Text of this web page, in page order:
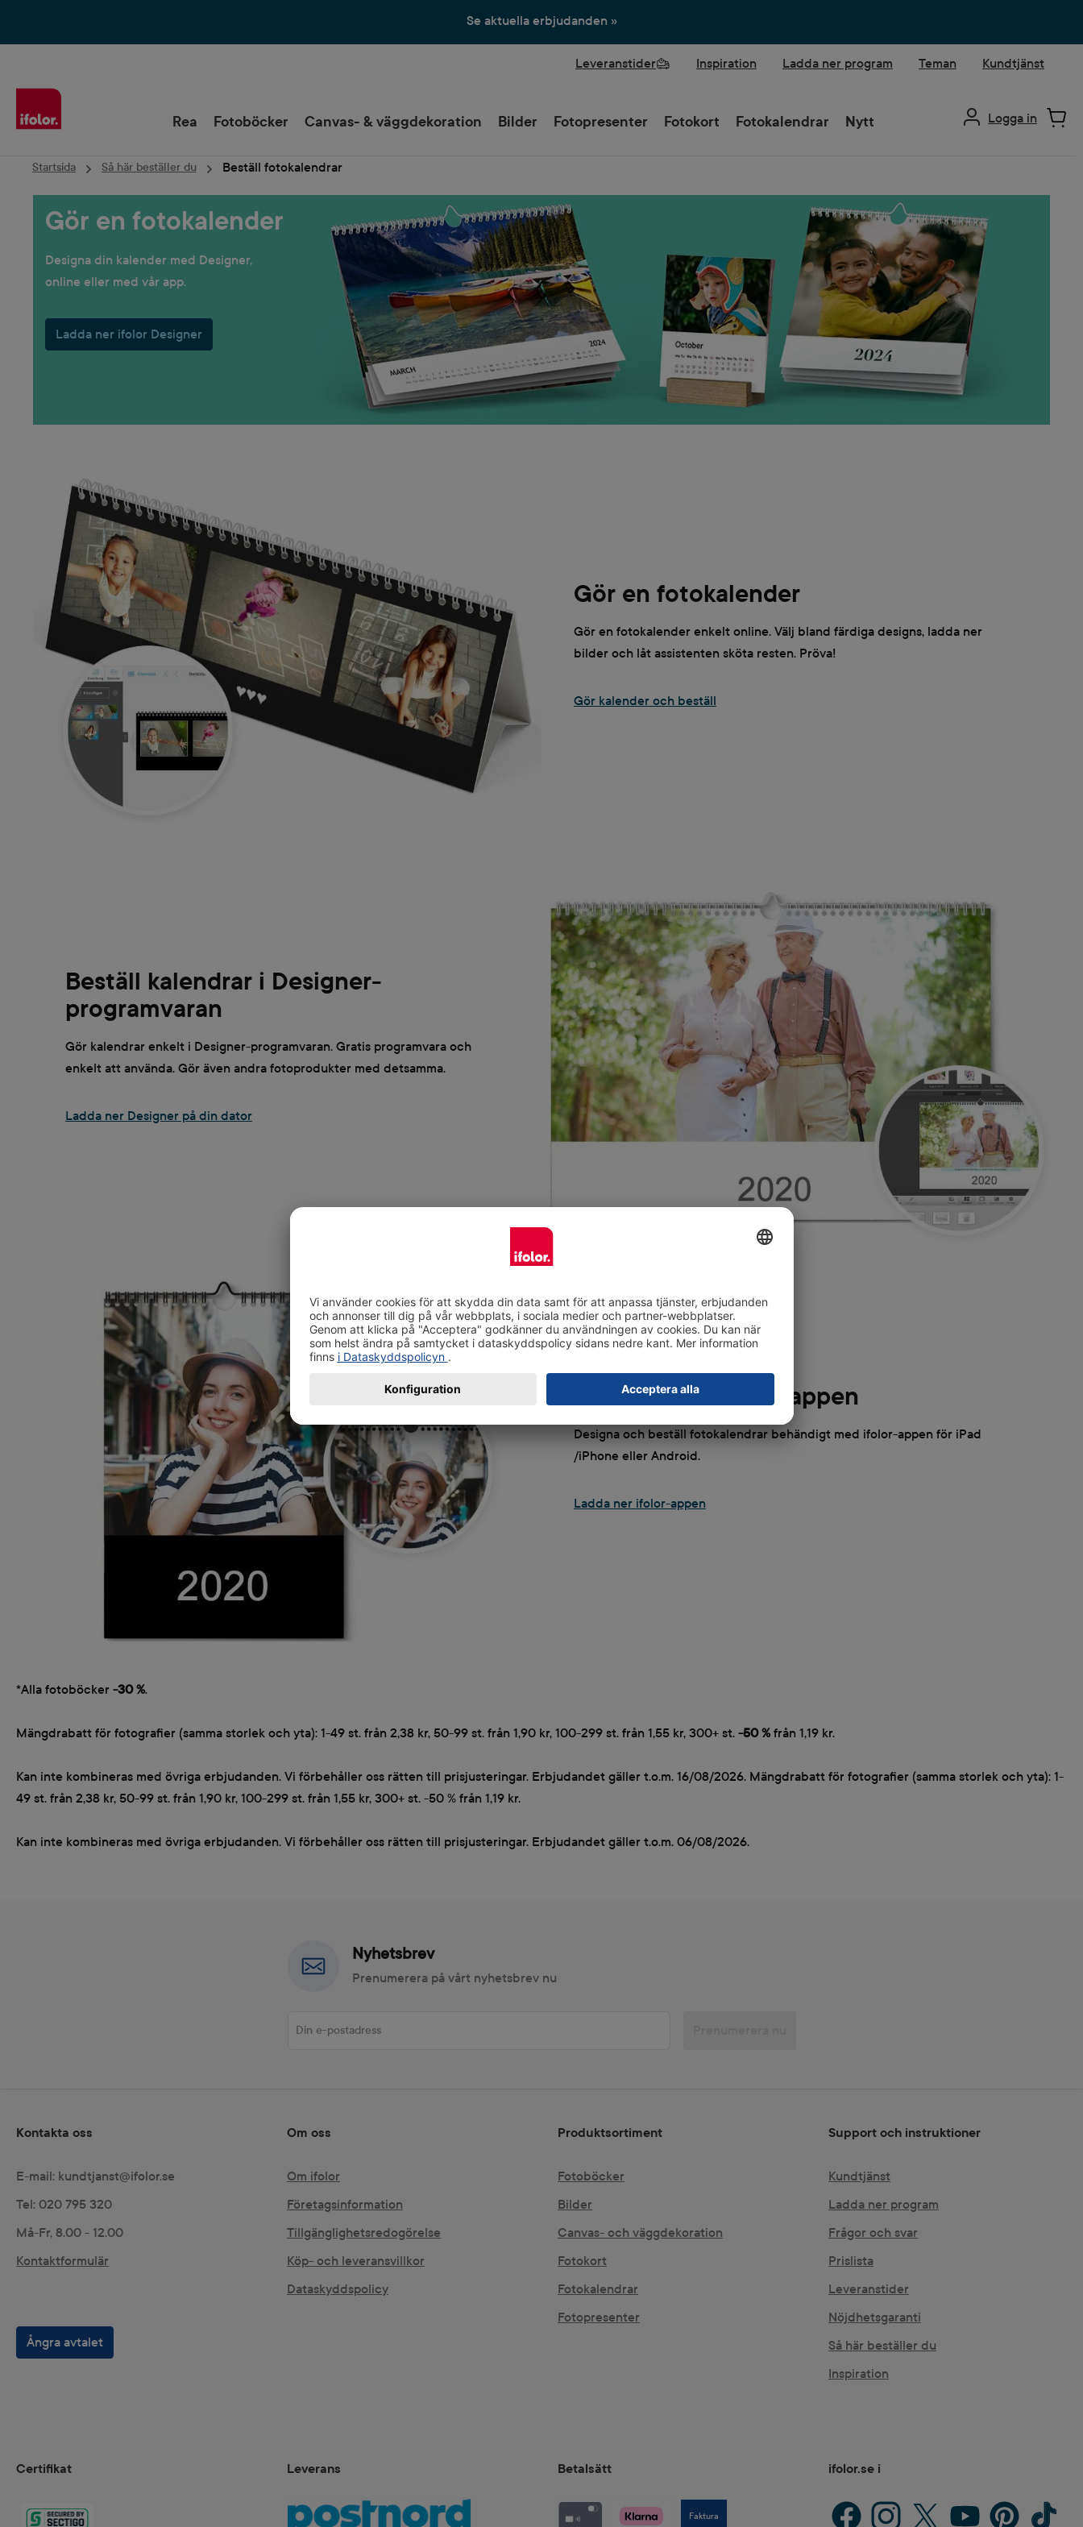
Se aktuella erbjudanden »
Leveranstider Inspiration Ladda ner program Teman Kundtjänst
Rea Fotoböcker Canvas- & väggdekoration Bilder Fotopresenter Fotokort Fotokalendrar Nytt Logga in
Startsida Så här beställer du Beställ fotokalendrar
Gör en fotokalender
Designa din kalender med Designer,
online eller med vår app.
Ladda ner ifolor Designer
Gör en fotokalender
Gör en fotokalender enkelt online. Välj bland färdiga designs, ladda ner
bilder och låt assistenten sköta resten. Pröva!
Gör kalender och beställ
Beställ kalendrar i Designer-
programvaran
Gör kalendrar enkelt i Designer-programvaran. Gratis programvara och
enkelt att använda. Gör även andra fotoprodukter med detsamma.
Ladda ner Designer på din dator
Gör kalendrar med appen
Designa och beställ fotokalendrar behändigt med ifolor-appen för iPad
/iPhone eller Android.
Ladda ner ifolor-appen
*Alla fotoböcker -30 %.
Mängdrabatt för fotografier (samma storlek och yta): 1-49 st. från 2,38 kr, 50-99 st. från 1,90 kr, 100-299 st. från 1,55 kr, 300+ st. -50 %från 1,19 kr.
Kan inte kombineras med övriga erbjudanden. Vi förbehåller oss rätten till prisjusteringar. Erbjudandet gäller t.o.m. 16/08/2026. Mängdrabatt för fotografier (samma storlek och yta): 1-
49 st. från 2,38 kr, 50-99 st. från 1,90 kr, 100-299 st. från 1,55 kr, 300+ st. -50 % från 1,19 kr.
Kan inte kombineras med övriga erbjudanden. Vi förbehåller oss rätten till prisjusteringar. Erbjudandet gäller t.o.m. 06/08/2026.
Nyhetsbrev
Prenumerera på vårt nyhetsbrev nu
Certifikat
Kontakta oss
E-mail: kundtjanst@ifolor.se
Tel: 020 795 320
Må-Fr, 8.00 - 12.00
Kontaktformulär
Ångra avtalet
Om oss
Om ifolor
Företagsinformation
Tillgänglighetsredogörelse
Köp- och leveransvillkor
Dataskyddspolicy
Produktsortiment
Fotoböcker
Bilder
Canvas- och väggdekoration
Fotokort
Fotokalendrar
Fotopresenter
Support och instruktioner
Kundtjänst
Ladda ner program
Frågor och svar
Prislista
Leveranstider
Nöjdhetsgaranti
Så här beställer du
Inspiration
Betalsätt
Faktura
ifolor.se i
FacebookInstagramX / TwitterYouTube Pinterest TikTok
Leverans